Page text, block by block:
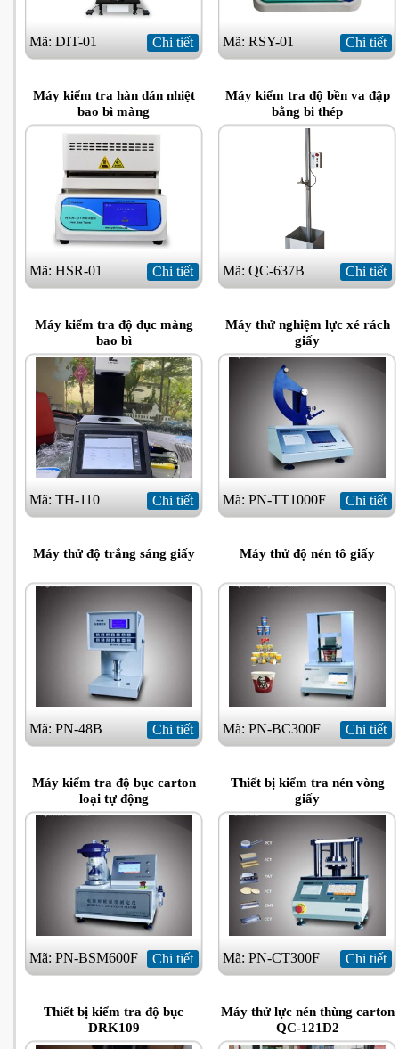
Mã: DIT-01 Chi tiết Mã: RSY-01 Chi tiết
Máy kiểm tra hàn dán nhiệt
bao bì màng
Mã: HSR-01 Chi tiết
Máy kiểm tra độ bền va đập
bằng bi thép
Mã: QC-637B Chi tiết
Máy kiểm tra độ đục màng
bao bì
Mã: TH-110 Chi tiết
Máy thử nghiệm lực xé rách
giấy
Mã: PN-TT1000F Chi tiết
Máy thử độ trắng sáng giấy
Mã: PN-48B Chi tiết
Máy thử độ nén tô giấy
Mã: PN-BC300F Chi tiết
Máy kiểm tra độ bục carton
loại tự động
Mã: PN-BSM600F Chi tiết
Thiết bị kiểm tra nén vòng
giấy
Mã: PN-CT300F Chi tiết
Thiết bị kiểm tra độ bục
DRK109
Máy thử lực nén thùng carton
QC-121D2